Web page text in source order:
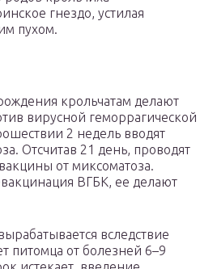
гнездо, устилая
пухом.
крольчатам делают
вирусной геморрагической
2 недель вводят
Отсчитав 21 день, проводят
от миксоматоза.
ВГБК, ее делают
вследствие
питомца от болезней 6–9